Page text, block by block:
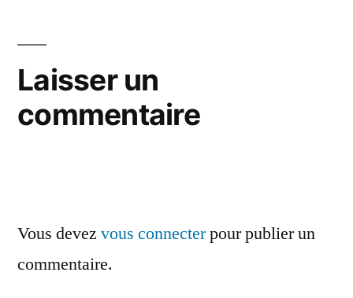
Laisser un
commentaire
Vous devez vous connecterpour publier un
commentaire.